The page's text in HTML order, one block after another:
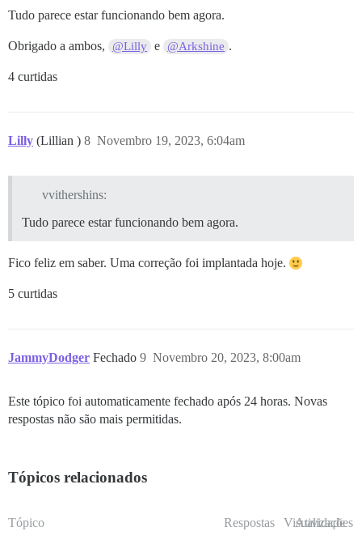
Tudo parece estar funcionando bem agora.
Obrigado a ambos, @Lilly e @Arkshine .
4 curtidas
Lilly (Lillian ) Novembro 19, 2023, 6:04am
8
vvithershins:
Tudo parece estar funcionando bem agora.
Fico feliz em saber. Uma correção foi implantada hoje.
5 curtidas
JammyDodger Fechado Novembro 20, 2023, 8:00am
9
Este tópico foi automaticamente fechado após 24 horas. Novas
respostas não são mais permitidas.
Tópicos relacionados
Tópico Respostas Visualizações
Atividade